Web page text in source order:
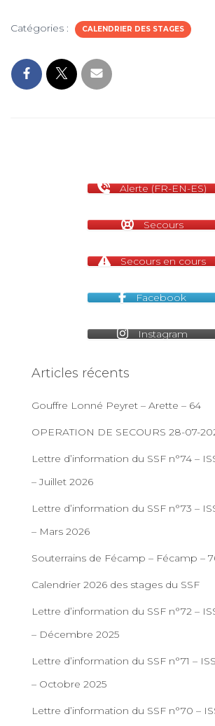
Catégories : CALENDRIER DES STAGES
Alerte (FR-EN-ES)
Secours
Secours en cours
Facebook
Instagram
Articles récents
Gouffre Lonné Peyret – Arette – 64
OPERATION DE SECOURS 28-07-
Lettre d’information du SSF n°74 –
– Juillet 2026
Lettre d’information du SSF n°73 –
– Mars 2026
Souterrains de Fécamp – Fécamp –
Calendrier 2026 des stages du SSF
Lettre d’information du SSF n°72 –
– Décembre 2025
Lettre d’information du SSF n°71 –
– Octobre 2025
Lettre d’information du SSF n°70 –